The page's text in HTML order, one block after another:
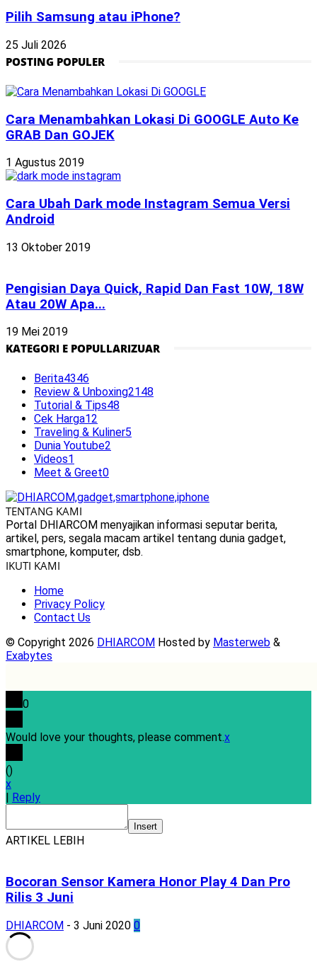
Pilih Samsung atau iPhone?
25 Juli 2026
POSTING POPULER
Cara Menambahkan Lokasi Di GOOGLE Auto Ke
GRAB Dan GOJEK
1 Agustus 2019
Cara Ubah Dark mode Instagram Semua Versi
Android
13 Oktober 2019
Pengisian Daya Quick, Rapid Dan Fast 10W, 18W
Atau 20W Apa...
19 Mei 2019
KATEGORI E POPULLARIZUAR
Berita4346
Review & Unboxing2148
Tutorial & Tips48
Cek Harga12
Traveling & Kuliner5
Dunia Youtube2
Videos1
Meet & Greet0
TENTANG KAMI
Portal DHIARCOM menyajikan informasi seputar berita,
artikel, pers, segala macam artikel tentang dunia gadget,
smartphone, komputer, dsb.
IKUTI KAMI
Home
Privacy Policy
Contact Us
© Copyright 2026 DHIARCOM Hosted by Masterweb &
Exabytes
0
Would love your thoughts, please comment.x
()
x
Reply
Insert
ARTIKEL LEBIH
Bocoran Sensor Kamera Honor Play 4 Dan Pro
Rilis 3 Juni
DHIARCOM - 3 Juni 2020 0